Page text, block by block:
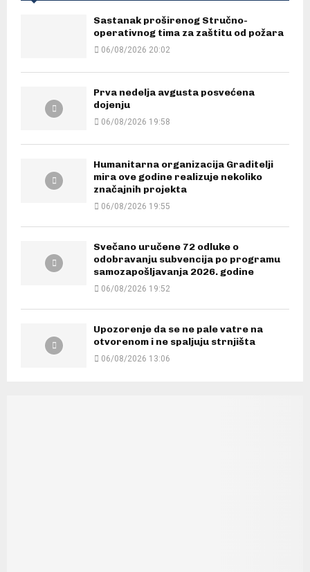
Sastanak proširenog Stručno-
operativnog tima za zaštitu od požara
06/08/2026 20:02
Prva nedelja avgusta posvećena
dojenju
06/08/2026 19:58
Humanitarna organizacija Graditelji
mira ove godine realizuje nekoliko
značajnih projekta
06/08/2026 19:55
Svečano uručene 72 odluke o
odobravanju subvencija po programu
samozapošljavanja 2026. godine
06/08/2026 19:52
Upozorenje da se ne pale vatre na
otvorenom i ne spaljuju strnjišta
06/08/2026 13:06